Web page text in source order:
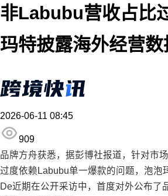
非Labubu营收占比
玛特披露海外经营数
2026-06-11 08:45
909
品牌方舟获悉，据彭博社报道，针对市
过度依赖Labubu单一爆款的问题，泡泡
De近期在公开采访中，首度对外公布了